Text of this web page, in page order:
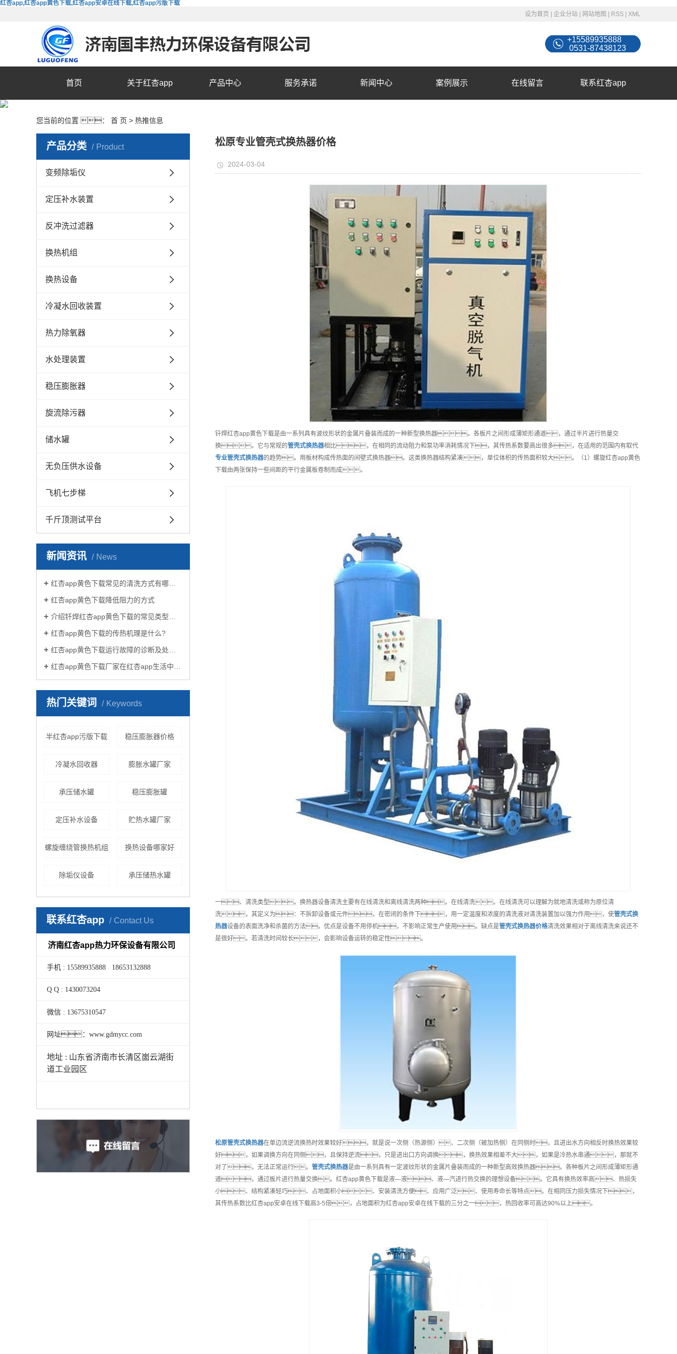
红杏app,红杏app黄色下载,红杏app安卓在线下载,红杏app污版下载
设为首页
企业分站 网站地图 RSS XML
+15589935888
0531-87438123
首页 关于红杏app 产品中心 服务承诺 新闻中心 案例展示 在线留言 联系红杏app
您当前的位置 ： 首 页 > 热推信息
产品分类 Product
变频除垢仪
定压补水装置
反冲洗过滤器
换热机组
换热设备
冷凝水回收装置
热力除氧器
水处理装置
稳压膨胀器
旋流除污器
储水罐
无负压供水设备
飞机七步梯
千斤顶测试平台
新闻资讯 News
红杏app黄色下载常见的清洗方式有哪些？
红杏app黄色下载降低阻力的方式
介绍钎焊红杏app黄色下载的常见类型有哪些
红杏app黄色下载的传热机理是什么?
红杏app黄色下载运行故障的诊断及处理方法
红杏app黄色下载厂家在红杏app生活中有哪些作用？
热门关键词 Keywords
半红杏app污版下载 稳压膨胀器价格
冷凝水回收器 膨胀水罐厂家
承压储水罐 稳压膨胀罐
定压补水设备 贮热水罐厂家
螺旋缠绕管换热机组 换热设备哪家好
除垢仪设备 承压储热水罐
联系红杏app Contact Us
济南红杏app热力环保设备有限公司
手机 : 15589935888 18653132888
Q Q : 1430073204
微信 : 13675310547
网址：www.gdmycc.com
地址 : 山东省济南市长清区崮云湖街
道工业园区
松原专业管壳式换热器价格
2024-03-04
钎焊红杏app黄色下载是由一系列具有波纹形状的金属片叠装而成的一种新型换热器。各板片之间形成薄矩形通道，通过半片进行热量交
换。它与常规的管壳式换热器相比，在相同的流动阻力和泵功率消耗情况下，其传热系数要高出很多，在适用的范围内有取代
专业管壳式换热器的趋势。用板材构成传热面的间壁式换热器。这类换热器结构紧凑，单位体积的传热面积较大。（1）螺旋红杏app黄色
下载由两张保持一些间距的平行金属板卷制而成。
一、清洗类型。换热器设备清洗主要有在线清洗和离线清洗两种。在线清洗。在线清洗可以理解为就地清洗或称为原位清
洗，其定义为：不拆卸设备或元件，在密闭的条件下，用一定温度和浓度的清洗液对清洗装置加以强力作用，使管壳式换
热器设备的表面洗净和杀菌的方法。优点是设备不用停机，不影响正常生产使用。缺点是管壳式换热器价格清洗效果相对于离线清洗来说还不
是很好。若清洗时间较长，会影响设备运转的稳定性。
松原管壳式换热器在单边流逆流换热时效果较好，就是说一次侧（热源侧）、二次侧（被加热侧）在同侧时，且进出水方向相反时换热效果较
好，如果调换方向在同侧，且保持逆流，只是进出口方向调换，换热效果相差不大，如果是冷热水串通，那就不
对了，无法正常运行。 管壳式换热器是由一系列具有一定波纹形状的金属片叠装而成的一种新型高效换热器。各种板片之间形成薄矩形通
道，通过板片进行热量交换。红杏app黄色下载是液—液、液—汽进行热交换的理想设备。它具有换热效率高、热损失
小、结构紧凑轻巧、占地面积小、安装清洗方便、应用广泛、使用寿命长等特点。在相同压力损失情况下，
其传热系数比红杏app安卓在线下载高3-5倍，占地面积为红杏app安卓在线下载的三分之一，热回收率可高达90%以上。